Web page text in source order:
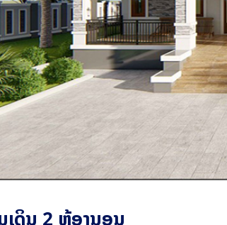
ເດິນ 2 ຫ້ອງນອນ